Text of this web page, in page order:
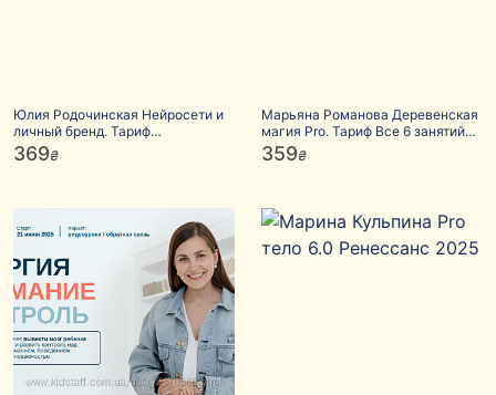
Юлия Родочинская Нейросети и
личный бренд. Тариф
Нейроблогер 3.0 2025
369₴
Марьяна Романова Деревенская
магия Pro. Тариф Все 6 занятий
2025
359₴